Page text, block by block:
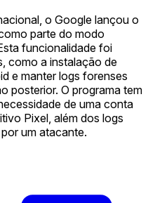
o Google lançou o
parte do modo
funcionalidade foi
como a instalação de
e manter logs forenses
posterior. O programa tem
de uma conta
Pixel, além dos logs
um atacante.